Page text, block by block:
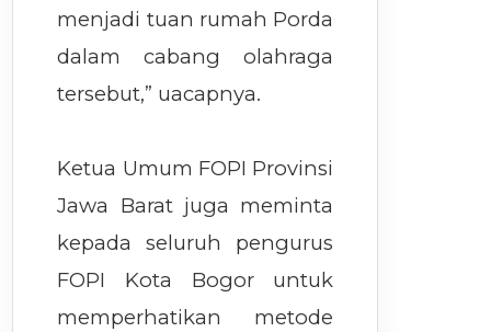
menjadi tuan rumah Porda
dalam cabang olahraga
tersebut,” uacapnya.
Ketua Umum FOPI Provinsi
Jawa Barat juga meminta
kepada seluruh pengurus
FOPI Kota Bogor untuk
memperhatikan metode